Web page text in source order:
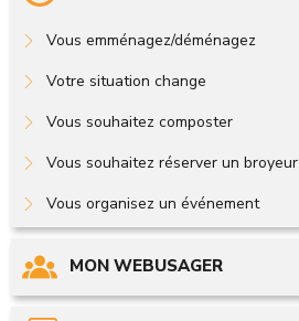
Vous emménagez/déménagez
Votre situation change
Vous souhaitez composter
Vous souhaitez réserver un broyeur
Vous organisez un événement
MON WEBUSAGER